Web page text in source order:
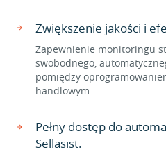
Zwiększenie jakości i
Zapewnienie monitoringu
swobodnego,
pomiędzy
handlowym.
Pełny dostęp do
Sellasist.